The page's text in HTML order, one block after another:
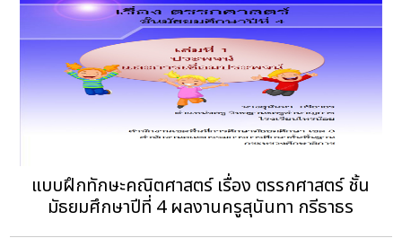
แบบฝึกทักษะคณิตศาสตร์ เรื่อง ตรรกศาสตร์ ชั้น
มัธยมศึกษาปีที่ 4 ผลงานครูสุนันทา กรีธาธร